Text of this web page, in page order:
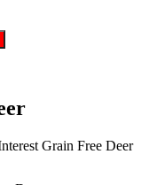
Grain Free Deer